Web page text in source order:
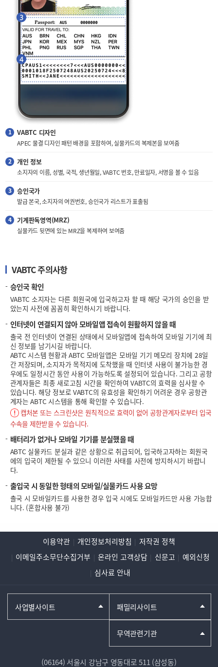
VABTC 디자인
APEC 물결 디자인 패턴 배경을 포함하여, 실물카드의 복제본을 보여줌
개인 정보
소지자의 이름, 성별, 국적, 생년월일, VABTC 번호, 만료일자, 서명을 볼 수 있음
승인국가
발급 본국, 소지자의 여권번호, 승인국가 리스트가 표출됨
기계판독영역(MRZ)
실물카드 뒷면에 있는 MRZ을 복제하여 보여줌
VABTC 주의사항
승인국 확인
VABTC 소지자는 다른 회원국에 입국하고자 할 때 해당 국가의 승인을 받
았는지 사전에 꼼꼼히 확인하시기 바랍니다.
인터넷이 연결되지 않아 모바일앱 접속이 원활하지 않을 때
출국 전 인터넷이 연결된 상태에서 모바일앱에 접속하여 모바일 기기에 최
신 정보를 남기시길 바랍니다.
ABTC 시스템 현황과 ABTC 모바일앱은 모바일 기기 메모리 장치에 28일
간 저장되며, 소지자가 목적지에 도착했을 때 인터넷 사용이 불가능한 경
우에도 일정시간 동안 사용이 가능하도록 설정되어 있습니다. 그리고 공항
관계자들은 최종 새로고침 시간을 확인하여 VABTC의 효력을 심사할 수
있습니다. 해당 정보로 VABTC의 유효성을 확인하기 어려운 경우 공항관
계자는 ABTC 시스템을 통해 확인할 수 있습니다.
캡처본 또는 스크린샷은 원칙적으로 효력이 없어 공항관계자로부터 입국
수속을 제한받을 수 있습니다.
배터리가 없거나 모바일 기기를 분실했을 때
ABTC 실물카드 분실과 같은 상황으로 취급되어, 입국하고자하는 회원국
에의 입국이 제한될 수 있으니 이러한 사태를 사전에 방지하시기 바랍니
다.
출입국 시 동일한 형태의 모바일/실물카드 사용 요망
출국 시 모바일카드를 사용한 경우 입국 시에도 모바일카드만 사용 가능합
니다. (혼합사용 불가)
이용약관 개인정보처리방침
저작권 정책
이메일주소무단수집거부
온라인 고객상담 신문고
예외신청
심사료 안내
사업별사이트 패밀리사이트
무역관련기관
(06164) 서울시 강남구 영동대로 511 (삼성동)